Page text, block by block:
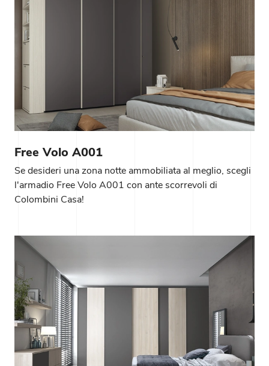
Free Volo A001
Se desideri una zona notte ammobiliata al meglio, scegli
l'armadio Free Volo A001 con ante scorrevoli di
Colombini Casa!